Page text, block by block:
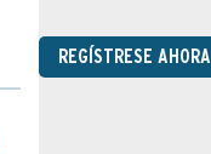
REGÍSTRESE AHORA